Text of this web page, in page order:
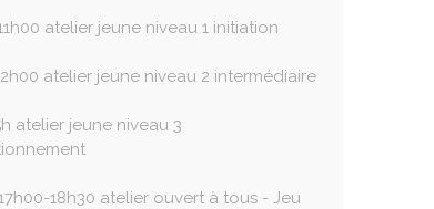
atelier jeune niveau 1 initiation
atelier jeune niveau 2 intermédiaire
atelier jeune niveau 3
18h30 atelier ouvert à tous - Jeu